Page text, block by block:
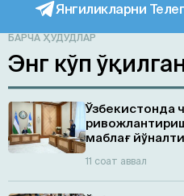
Янгиликларни
БАРЧА ҲУДУДЛАР
Энг кўп
Ўзбекистонда
маблағ
11 соат аввал